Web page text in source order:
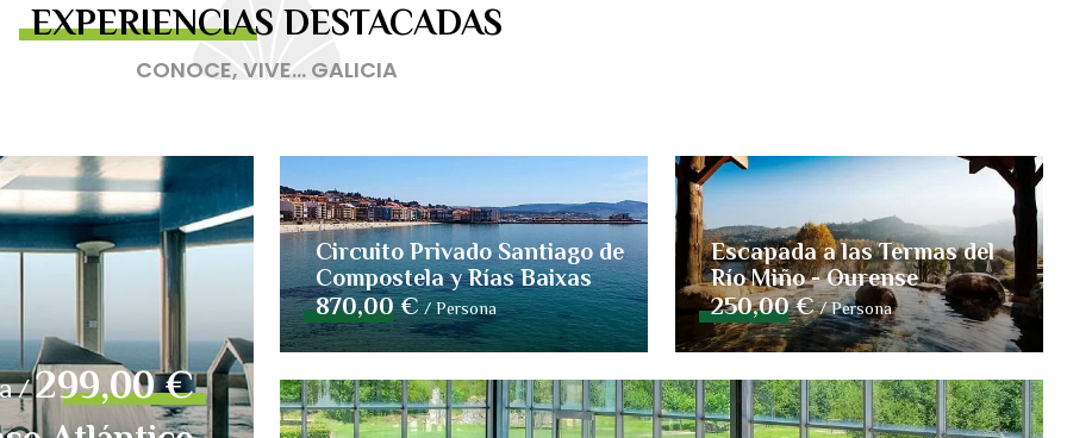
EXPERIENCIAS DESTACADAS
CONOCE, VIVE... GALICIA
/299,00 €
Circuito Privado Santiago de
Compostela y Rías Baixas
870,00 € / Persona
de
Escapada a las Termas del
Río Miño - Ourense
250,00 € / Persona
Escapada a las Termas del Río
Miño - Ourense
250,00 € / Persona